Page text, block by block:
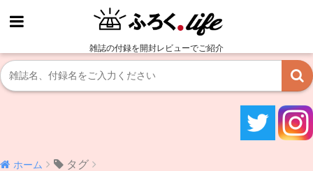
雑誌の付録を開封レビューでご紹介
ホーム タグ